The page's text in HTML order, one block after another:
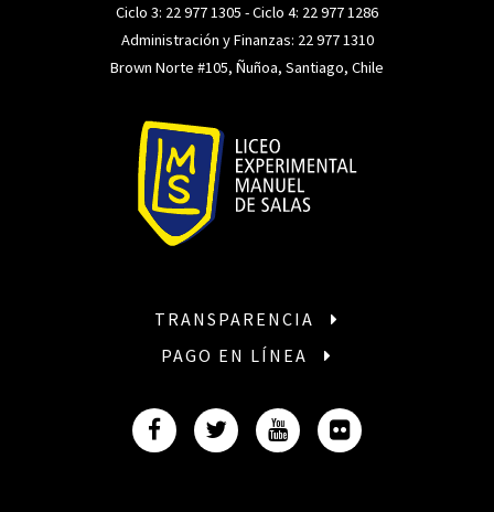
Ciclo 3: 22 977 1305 - Ciclo 4: 22 977 1286
Administración y Finanzas: 22 977 1310
Brown Norte #105, Ñuñoa, Santiago, Chile
TRANSPARENCIA
PAGO EN LÍNEA